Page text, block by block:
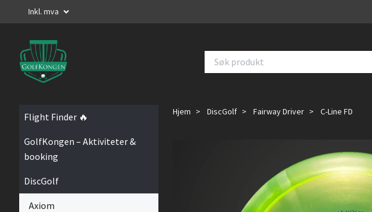
Inkl. mva
Flight Finder 🔥
GolfKongen – Aktiviteter &
booking
DiscGolf
Axiom
Hjem DiscGolf Fairway Driver C-Line FD